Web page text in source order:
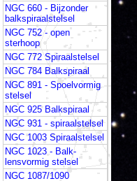
NGC 660 - Bijzonder
balkspiraalstelsel
NGC 752 - open
sterhoop
NGC 772 Spiraalstelsel
NGC 784 Balkspiraal
NGC 891 - Spoelvormig
stelsel
NGC 925 Balkspiraal
NGC 931 - spiraalstelsel
NGC 1003 Spiraalstelsel
NGC 1023 - Balk-
lensvormig stelsel
NGC 1087/1090